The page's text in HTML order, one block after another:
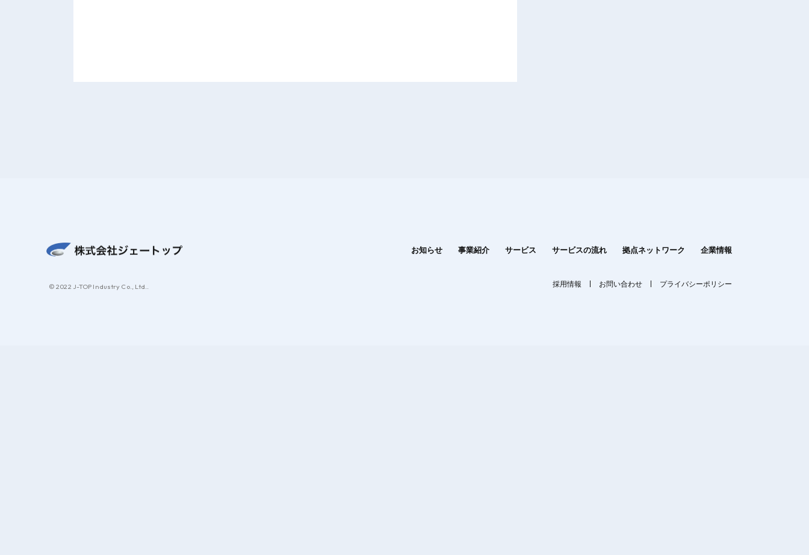
お知らせ 事業紹介 サービス サービスの流れ 拠点ネットワーク 企業情報
採用情報 お問い合わせ プライバシーポリシー
© 2022 J-TOP Industry Co., Ltd..